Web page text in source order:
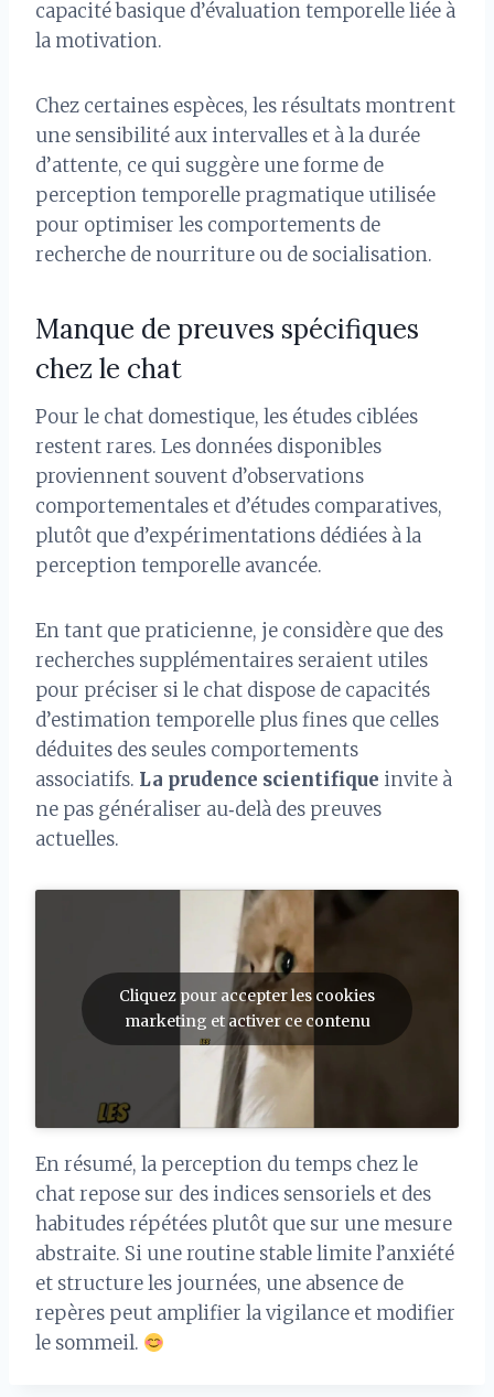
capacité basique d’évaluation temporelle liée à
la motivation.
Chez certaines espèces, les résultats montrent
une sensibilité aux intervalles et à la durée
d’attente, ce qui suggère une forme de
perception temporelle pragmatique utilisée
pour optimiser les comportements de
recherche de nourriture ou de socialisation.
Manque de preuves spécifiques
chez le chat
Pour le chat domestique, les études ciblées
restent rares. Les données disponibles
proviennent souvent d’observations
comportementales et d’études comparatives,
plutôt que d’expérimentations dédiées à la
perception temporelle avancée.
En tant que praticienne, je considère que des
recherches supplémentaires seraient utiles
pour préciser si le chat dispose de capacités
d’estimation temporelle plus fines que celles
déduites des seules comportements
associatifs. La prudence scientifique invite à
ne pas généraliser au‑delà des preuves
actuelles.
Cliquez pour accepter les cookies
marketing et activer ce contenu
En résumé, la perception du temps chez le
chat repose sur des indices sensoriels et des
habitudes répétées plutôt que sur une mesure
abstraite. Si une routine stable limite l’anxiété
et structure les journées, une absence de
repères peut amplifier la vigilance et modifier
le sommeil.